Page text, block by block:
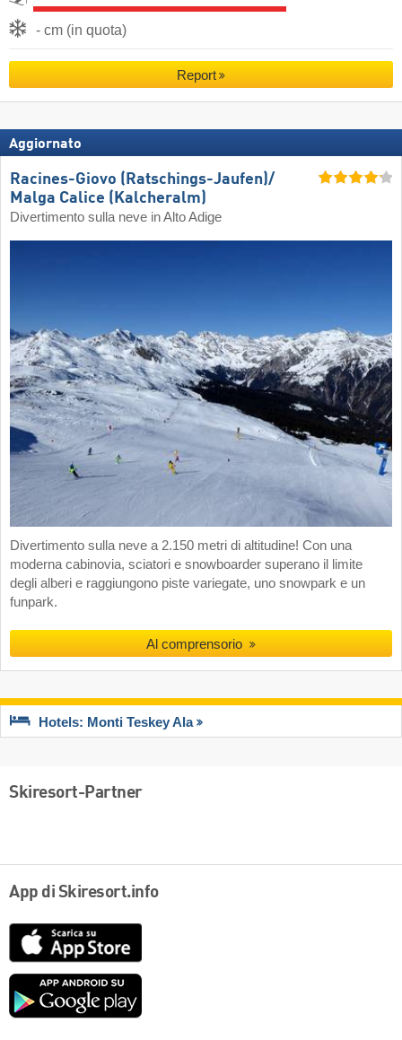
- cm (in quota)
Report
Aggiornato
Racines-Giovo (Ratschings-Jaufen)/​
Malga Calice (Kalcheralm)
Divertimento sulla neve in Alto Adige
Divertimento sulla neve a 2.150 metri di altitudine! Con una
moderna cabinovia, sciatori e snowboarder superano il limite
degli alberi e raggiungono piste variegate, uno snowpark e un
funpark.
Al comprensorio
Hotels: Monti Teskey Ala
Skiresort-Partner
App di Skiresort.info
Google